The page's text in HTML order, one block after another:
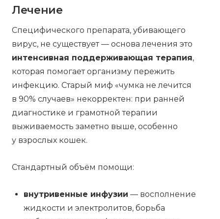
Лечение
Специфического препарата, убивающего
вирус, не существует — основа лечения это
интенсивная поддерживающая терапия,
которая помогает организму пережить
инфекцию. Старый миф «чумка не лечится
в 90% случаев» некорректен: при ранней
диагностике и грамотной терапии
выживаемость заметно выше, особенно
у взрослых кошек.
Стандартный объём помощи:
внутривенные инфузии — восполнение
жидкости и электролитов, борьба